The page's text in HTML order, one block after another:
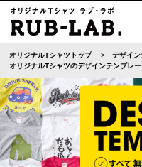
オリジナルTシャツトップ
デザイン
オリジナルTシャツのデザインテンプレ